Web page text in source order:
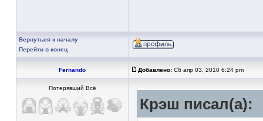
Вернуться к началу
Перейти в конец
Fernando Добавлено: Сб апр 03, 2010 6:24 pm
Потерявший Всё
Крэш писал(а):